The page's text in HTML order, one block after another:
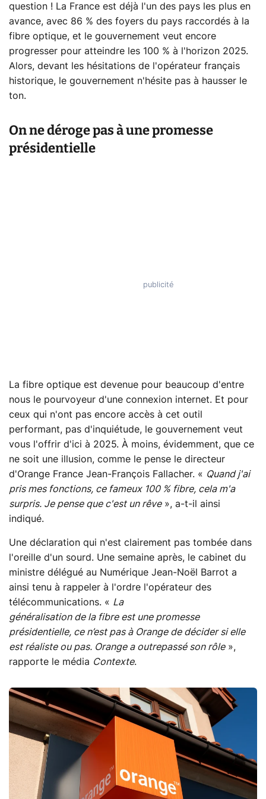
question ! La France est déjà l'un des pays les plus en
avance, avec 86 % des foyers du pays raccordés à la
fibre optique, et le gouvernement veut encore
progresser pour atteindre les 100 % à l'horizon 2025.
Alors, devant les hésitations de l'opérateur français
historique, le gouvernement n'hésite pas à hausser le
ton.
On ne déroge pas à une promesse
présidentielle
La fibre optique est devenue pour beaucoup d'entre
nous le pourvoyeur d'une connexion internet. Et pour
ceux qui n'ont pas encore accès à cet outil
performant, pas d'inquiétude, le gouvernement veut
vous l'offrir d'ici à 2025. À moins, évidemment, que ce
ne soit une illusion, comme le pense le directeur
d'Orange France Jean-François Fallacher. « Quand j'ai
pris mes fonctions, ce fameux 100 % fibre, cela m'a
surpris. Je pense que c'est un rêve», a-t-il ainsi
indiqué.
Une déclaration qui n'est clairement pas tombée dans
l'oreille d'un sourd. Une semaine après, le cabinet du
ministre délégué au Numérique Jean-Noël Barrot a
ainsi tenu à rappeler à l'ordre l'opérateur des
télécommunications. « La
généralisation de la fibre est une promesse
présidentielle, ce n’est pas à Orange de décider si elle
est réaliste ou pas. Orange a outrepassé son rôle»,
rapporte le média Contexte.